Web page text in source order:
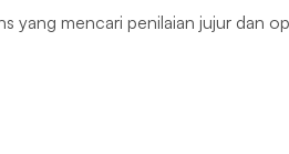
yang mencari penilaian jujur dan